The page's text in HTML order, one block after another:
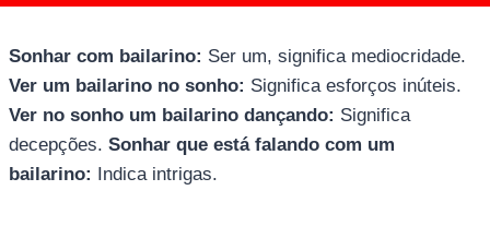
Sonhar com bailarino: Ser um, significa mediocridade.
Ver um bailarino no sonho: Significa esforços inúteis.
Ver no sonho um bailarino dançando: Significa
decepções. Sonhar que está falando com um
bailarino: Indica intrigas.